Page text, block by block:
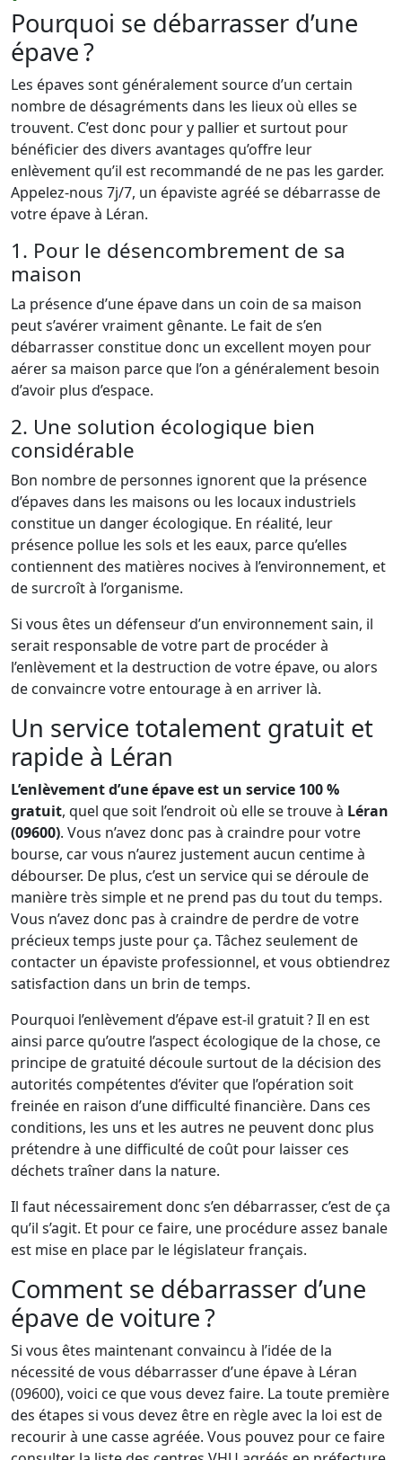
Pourquoi se débarrasser d’une
épave ?
Les épaves sont généralement source d’un certain
nombre de désagréments dans les lieux où elles se
trouvent. C’est donc pour y pallier et surtout pour
bénéficier des divers avantages qu’offre leur
enlèvement qu’il est recommandé de ne pas les garder.
Appelez-nous 7j/7, un épaviste agréé se débarrasse de
votre épave à Léran.
1. Pour le désencombrement de sa
maison
La présence d’une épave dans un coin de sa maison
peut s’avérer vraiment gênante. Le fait de s’en
débarrasser constitue donc un excellent moyen pour
aérer sa maison parce que l’on a généralement besoin
d’avoir plus d’espace.
2. Une solution écologique bien
considérable
Bon nombre de personnes ignorent que la présence
d’épaves dans les maisons ou les locaux industriels
constitue un danger écologique. En réalité, leur
présence pollue les sols et les eaux, parce qu’elles
contiennent des matières nocives à l’environnement, et
de surcroît à l’organisme.
Si vous êtes un défenseur d’un environnement sain, il
serait responsable de votre part de procéder à
l’enlèvement et la destruction de votre épave, ou alors
de convaincre votre entourage à en arriver là.
Un service totalement gratuit et
rapide à Léran
L’enlèvement d’une épave est un service 100 %
gratuit, quel que soit l’endroit où elle se trouve à Léran
(09600). Vous n’avez donc pas à craindre pour votre
bourse, car vous n’aurez justement aucun centime à
débourser. De plus, c’est un service qui se déroule de
manière très simple et ne prend pas du tout du temps.
Vous n’avez donc pas à craindre de perdre de votre
précieux temps juste pour ça. Tâchez seulement de
contacter un épaviste professionnel, et vous obtiendrez
satisfaction dans un brin de temps.
Pourquoi l’enlèvement d’épave est-il gratuit ? Il en est
ainsi parce qu’outre l’aspect écologique de la chose, ce
principe de gratuité découle surtout de la décision des
autorités compétentes d’éviter que l’opération soit
freinée en raison d’une difficulté financière. Dans ces
conditions, les uns et les autres ne peuvent donc plus
prétendre à une difficulté de coût pour laisser ces
déchets traîner dans la nature.
Il faut nécessairement donc s’en débarrasser, c’est de ça
qu’il s’agit. Et pour ce faire, une procédure assez banale
est mise en place par le législateur français.
Comment se débarrasser d’une
épave de voiture ?
Si vous êtes maintenant convaincu à l’idée de la
nécessité de vous débarrasser d’une épave à Léran
(09600), voici ce que vous devez faire. La toute première
des étapes si vous devez être en règle avec la loi est de
recourir à une casse agréée. Vous pouvez pour ce faire